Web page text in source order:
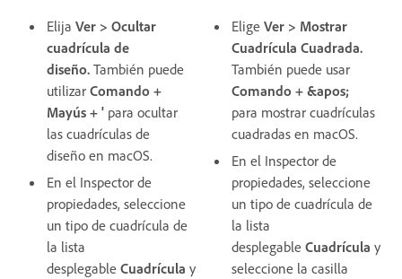
Elija Ver > Ocultar
cuadrícula de
diseño. También puede
utilizar Comando +
Mayús + ' para ocultar
las cuadrículas de
diseño en macOS.
En el Inspector de
propiedades, seleccione
un tipo de cuadrícula de
la lista
desplegable Cuadrícula y
Elige Ver > Mostrar
Cuadrícula Cuadrada.
También puede usar
Comando + &apos;
para mostrar cuadrículas
cuadradas en macOS.
En el Inspector de
propiedades, seleccione
un tipo de cuadrícula de
la lista
desplegable Cuadrícula y
seleccione la casilla